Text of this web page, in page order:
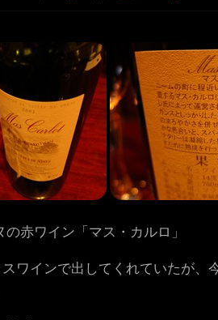
赤ワイン「マス・カルロ」
ワインで出してくれていたが